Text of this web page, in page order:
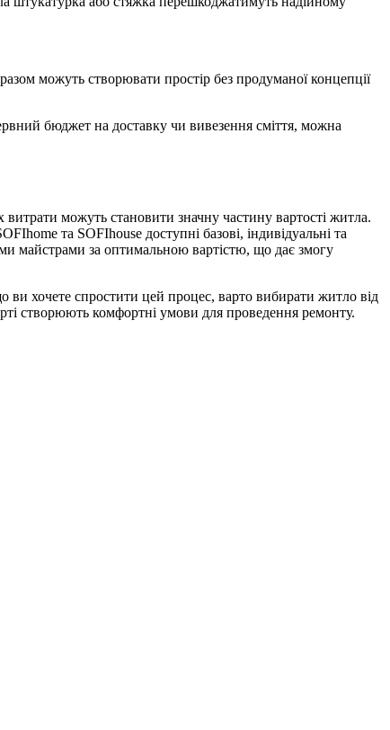
можуть створювати простір без продуманої концепції
бюджет на доставку чи вивезення сміття, можна
витрати можуть становити значну частину вартості житла.
та SOFIhouse доступні базові, індивідуальні та
майстрами за оптимальною вартістю, що дає змогу
хочете спростити цей процес, варто вибирати житло від
створюють комфортні умови для проведення ремонту.